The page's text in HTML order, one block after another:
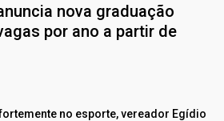
nova graduação
por ano a partir de
no esporte, vereador Egídio